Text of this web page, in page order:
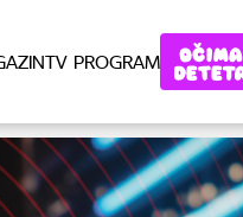
TV PROGRAM